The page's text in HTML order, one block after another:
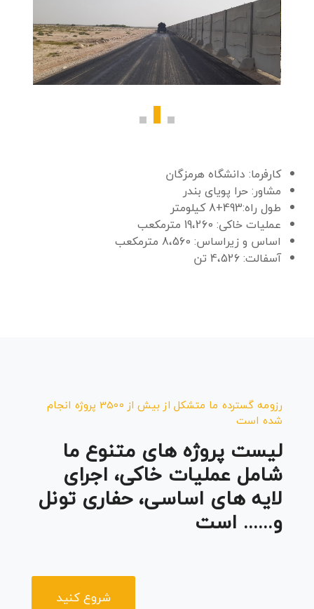
کارفرما: دانشگاه هرمزگان
مشاور: حرا پویای بندر
طول راه:493+8 کیلومتر
عملیات خاکی: 19،260 مترمکعب
اساس و زیراساس: 8،560 مترمکعب
آسفالت: 4،526 تن
رزومه گسترده ما متشکل از بیش از 3500 پروژه انجام
شده است
لیست پروژه های متنوع ما
شامل عملیات خاکی، اجرای
لایه های اساسی، حفاری تونل
و...... است
شروع کنید
سایت
توسعه
منطقه
ویژه
اقتصادی
معدنی
فلزی
خلیج
تکمیل
تقاطع
دفاع
مقدس
نامجو